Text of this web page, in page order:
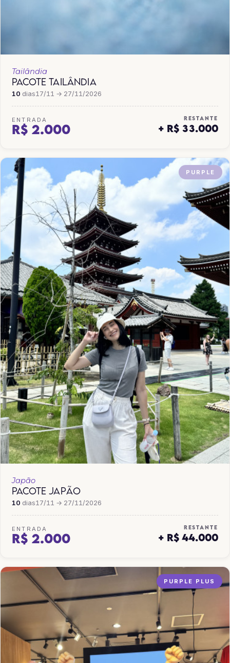
Tailândia
PACOTE TAILÂNDIA
10 dias17/11 → 27/11/2026
ENTRADA
R$ 2.000
RESTANTE
+ R$ 33.000
PURPLE
Japão
PACOTE JAPÃO
10 dias17/11 → 27/11/2026
ENTRADA
R$ 2.000
RESTANTE
+ R$ 44.000
PURPLE PLUS